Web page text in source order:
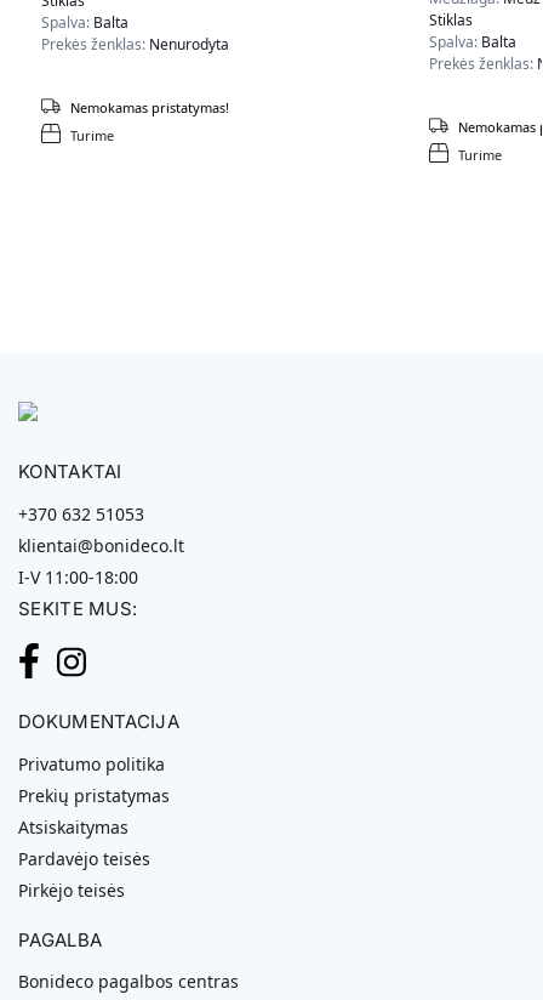
Spalva: Balta
Prekės ženklas: Nenurodyta
Turime
Nemokamas pristatymas!
Stiklas
Spalva: Balta
Prekės ženklas:
Turime
Nemokamas
KONTAKTAI
+370 632 51053
klientai@bonideco.lt
I-V 11:00-18:00
SEKITE MUS:
DOKUMENTACIJA
Privatumo politika
Prekių pristatymas
Atsiskaitymas
Pardavėjo teisės
Pirkėjo teisės
PAGALBA
Bonideco pagalbos centras